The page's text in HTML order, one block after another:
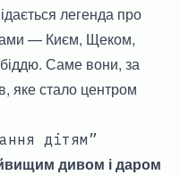
легенда про
— Києм, Щеком,
Саме вони, за
яке стало центром
дітям”
дивом і даром